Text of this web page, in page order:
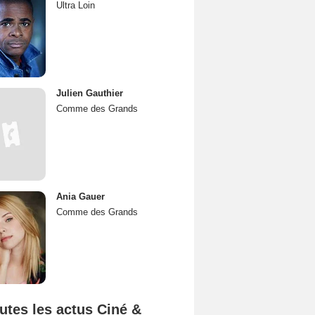
Ultra Loin
Julien Gauthier
Comme des Grands
Ania Gauer
Comme des Grands
les actus Ciné &